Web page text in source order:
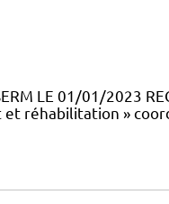
LE 01/01/2023
réhabilitation »